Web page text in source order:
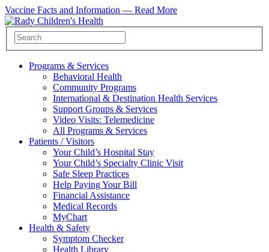
Vaccine Facts and Information — Read More
Programs & Services
Behavioral Health
Community Programs
International & Destination Health Services
Support Groups & Services
Video Visits: Telemedicine
All Programs & Services
Patients / Visitors
Your Child’s Hospital Stay
Your Child’s Specialty Clinic Visit
Safe Sleep Practices
Help Paying Your Bill
Financial Assistance
Medical Records
MyChart
Health & Safety
Symptom Checker
Health Library